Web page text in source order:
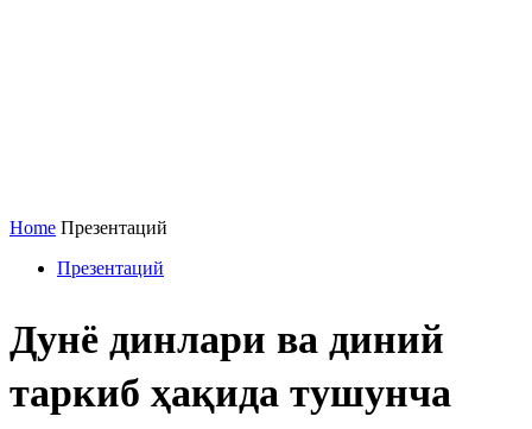
Home Презентаций
Презентаций
Дунё динлари ва диний
таркиб ҳақида тушунча